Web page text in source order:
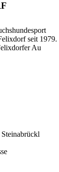
seit 1979.
Au